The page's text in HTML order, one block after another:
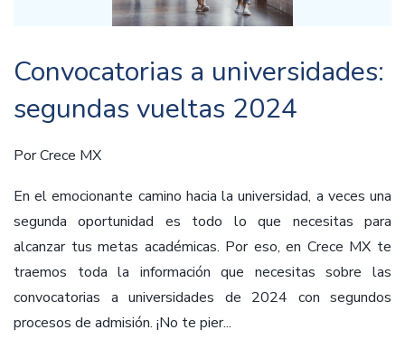
Convocatorias a universidades:
segundas vueltas 2024
PorCrece MX
En el emocionante camino hacia la universidad, a veces una
segunda oportunidad es todo lo que necesitas para
alcanzar tus metas académicas. Por eso, en Crece MX te
traemos toda la información que necesitas sobre las
convocatorias a universidades de 2024 con segundos
procesos de admisión. ¡No te pier...